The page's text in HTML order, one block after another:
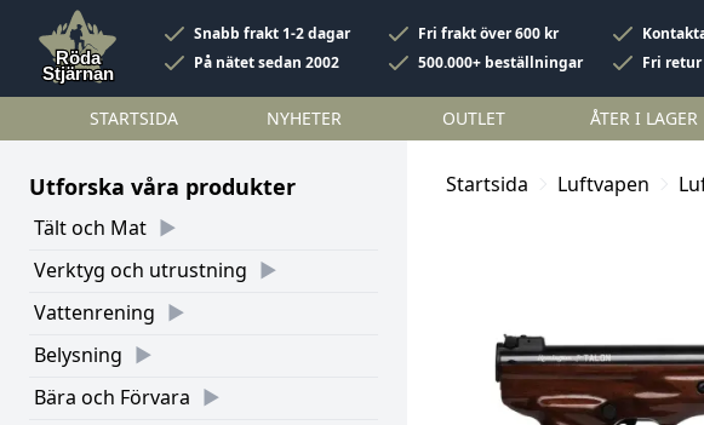
Snabb frakt 1-2 dagar Fri frakt över 600 kr
På nätet sedan 2002
500.000+ beställningar Fri
STARTSIDA NYHETER OUTLET ÅTER I LAGER
Utforska våra produkter
Tält och Mat
Verktyg och utrustning
Vattenrening
Belysning
Bära och Förvara
Startsida Luftvapen